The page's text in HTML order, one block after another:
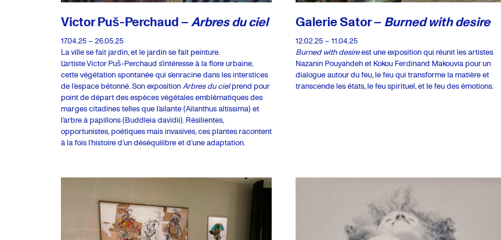
Victor Puš-Perchaud –Arbres du ciel
17.04.25 – 26.05.25
La ville se fait jardin, et le jardin se fait peinture.
L’artiste Victor Puš-Perchaud s’intéresse à la flore urbaine,
cette végétation spontanée qui s’enracine dans les interstices
de l’espace bétonné. Son exposition Arbres du cielprend pour
point de départ des espèces végétales emblématiques des
marges citadines telles que l’ailante (Ailanthus altissima) et
l’arbre à papillons (Buddleia davidii). Résilientes,
opportunistes, poétiques mais invasives, ces plantes racontent
à la fois l’histoire d’un déséquilibre et d’une adaptation.
Galerie Sator – Burned with desire
12.02.25 – 11.04.25
Burned with desireest une exposition qui réunit les artistes
Nazanin Pouyandeh et Kokou Ferdinand Makouvia pour un
dialogue autour du feu, le feu qui transforme la matière et
transcende les états, le feu spirituel, et le feu des émotions.